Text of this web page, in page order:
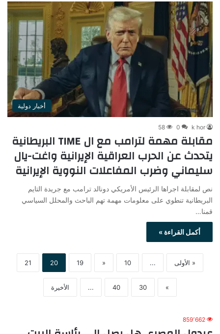
أخبار دولية
k hor
0
58
مقابلة مهمة لترامب مع ال TIME البريطانية
يتحدث عن الحرب العراقية الإيرانية واغت-يال
سليماني وضرب المفاعلات النووية الإيرانية
نص لمقابلة اجراها الرئيس الأمريكي دونالد ترامب مع جريدة التايم
البريطانية تنطوي على معلومات مهمة تهم الباحث والمحلل السياسي
قمنا…
أكمل القراءة »
« الأولى ...
10
«
19
20
21
»
30
40
... الأخيرة
859٬662